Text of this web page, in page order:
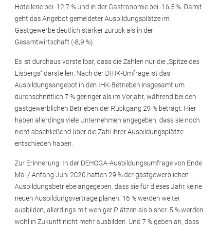
Hotellerie bei -12,7 % und in der Gastronomie bei -16,5 %. Damit
geht das Angebot gemeldeter Ausbildungsplätze im
Gastgewerbe deutlich stärker zurück als in der
Gesamtwirtschaft (-8,9 %).
Es ist durchaus vorstellbar, dass die Zahlen nur die „Spitze des
Eisbergs“ darstellen. Nach der DIHK-Umfrage ist das
Ausbildungsangebot in den IHK-Betrieben insgesamt um
durchschnittlich 7 % geringer als im Vorjahr, während bei den
gastgewerblichen Betrieben der Rückgang 29 % beträgt. Hier
haben allerdings viele Unternehmen angegeben, dass sie noch
nicht abschließend über die Zahl ihrer Ausbildungsplätze
entschieden haben.
Zur Erinnerung: In der DEHOGA-Ausbildungsumfrage von Ende
Mai / Anfang Juni 2020 hatten 29 % der gastgewerblichen
Ausbildungsbetriebe angegeben, dass sie für dieses Jahr keine
neuen Ausbildungsverträge planen. 16 % werden weiter
ausbilden, allerdings mit weniger Plätzen als bisher. 5 % werden
wohl in Zukunft nicht mehr ausbilden. Und 7 % geben an, dass